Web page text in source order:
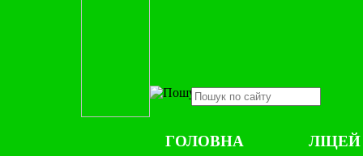
ГОЛОВНА ЛІЦЕЙ